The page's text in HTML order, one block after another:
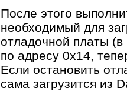
После этого
необходимый для
отладочной платы (в
по адресу 0x14,
Если остановить
сама загрузится из